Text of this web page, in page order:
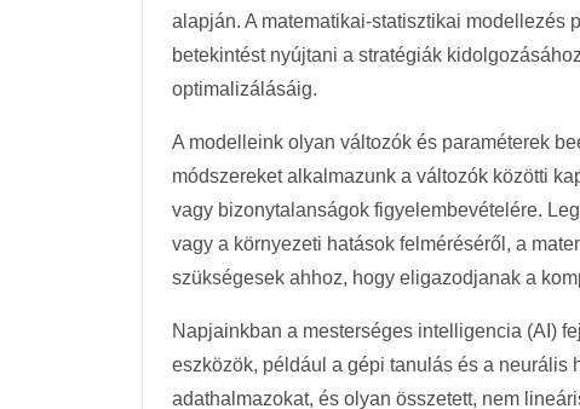
alapján. A matematikai-statisztikai modellezés
betekintést nyújtani a stratégiák
optimalizálásáig.
A modelleink olyan változók és paraméterek
módszereket alkalmazunk a változók közötti
vagy bizonytalanságok figyelembevételére.
vagy a környezeti hatások felméréséről, a
szükségesek ahhoz, hogy eligazodjanak a
Napjainkban a mesterséges intelligencia (AI)
eszközök, például a gépi tanulás és a neurális
adathalmazokat, és olyan összetett, nem